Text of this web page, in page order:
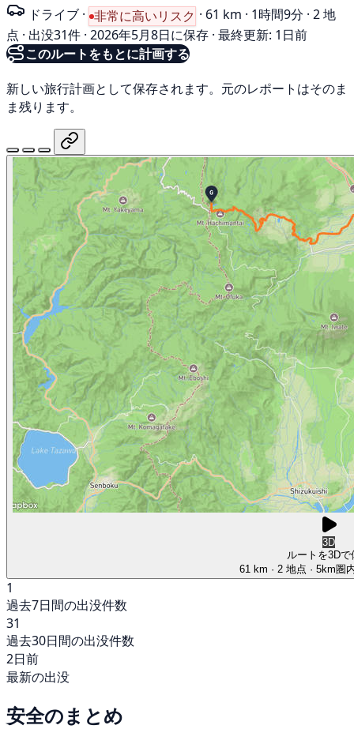
ドライブ · 非常に高いリスク · 61 km · 1時間9分 · 2 地
点 · 出没31件 · 2026年5月8日に保存 · 最終更新: 1日前
このルートをもとに計画する
新しい旅行計画として保存されます。元のレポートはそのま
ま残ります。
3D
ルートを3Dで
61 km · 2 地点 · 5km圏
1
過去7日間の出没件数
31
過去30日間の出没件数
2日前
最新の出没
安全のまとめ